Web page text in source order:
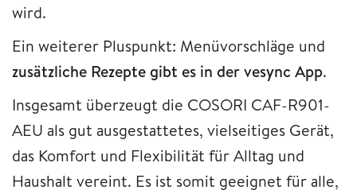
wird.
Ein weiterer Pluspunkt: Menüvorschläge und
zusätzliche Rezepte gibt es in der vesync App.
Insgesamt überzeugt die COSORI CAF-R901-
AEU als gut ausgestattetes, vielseitiges Gerät,
das Komfort und Flexibilität für Alltag und
Haushalt vereint. Es ist somit geeignet für alle,